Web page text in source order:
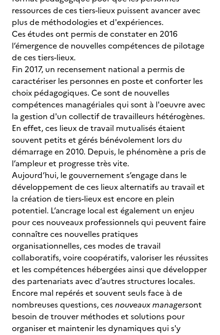
ressources de ces tiers-lieux puissent avancer avec
plus de méthodologies et d'expériences.
Ces études ont permis de constater en 2016
l’émergence de nouvelles compétences de pilotage
de ces tiers-lieux.
Fin 2017, un recensement national a permis de
caractériser les personnes en poste et conforter les
choix pédagogiques. Ce sont de nouvelles
compétences managériales qui sont à l'oeuvre avec
la gestion d'un collectif de travailleurs hétérogènes.
En effet, ces lieux de travail mutualisés étaient
souvent petits et gérés bénévolement lors du
démarrage en 2010. Depuis, le phénomène a pris de
l’ampleur et progresse très vite.
Aujourd’hui, le gouvernement s’engage dans le
développement de ces lieux alternatifs au travail et
la création de tiers-lieux est encore en plein
potentiel. L’ancrage local est également un enjeu
pour ces nouveaux professionnels qui peuvent faire
connaître ces nouvelles pratiques
organisationnelles, ces modes de travail
collaboratifs, voire coopératifs, valoriser les réussites
et les compétences hébergées ainsi que développer
des partenariats avec d’autres structures locales.
Encore mal repérés et souvent seuls face à de
nombreuses questions, cesnouveaux managersont
besoin de trouver méthodes et solutions pour
organiser et maintenir les dynamiques qui s'y